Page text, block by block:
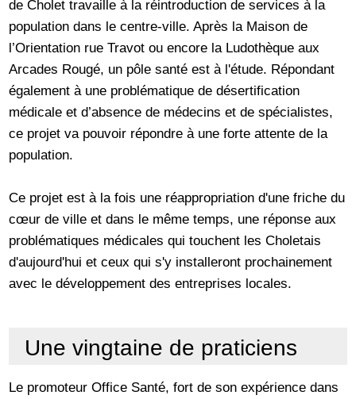
de Cholet travaille à la réintroduction de services à la
population dans le centre-ville. Après la Maison de
l’Orientation rue Travot ou encore la Ludothèque aux
Arcades Rougé, un pôle santé est à l'étude. Répondant
également à une problématique de désertification
médicale et d’absence de médecins et de spécialistes,
ce projet va pouvoir répondre à une forte attente de la
population.
Ce projet est à la fois une réappropriation d'une friche du
cœur de ville et dans le même temps, une réponse aux
problématiques médicales qui touchent les Choletais
d'aujourd'hui et ceux qui s'y installeront prochainement
avec le développement des entreprises locales.
Une vingtaine de praticiens
Le promoteur Office Santé, fort de son expérience dans